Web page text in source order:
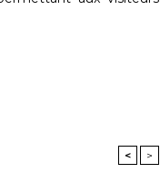
< >